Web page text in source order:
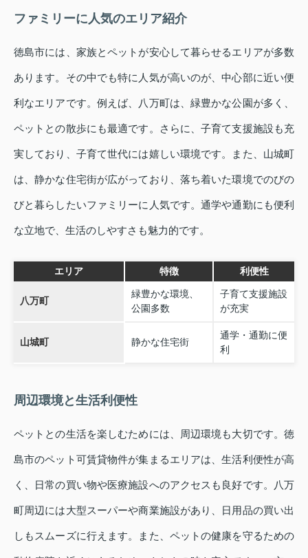
ファミリーに人気のエリア紹介
徳島市には、家族とペットが安心して暮らせるエリアが多数
あります。その中でも特に人気が高いのが、中心部に近い便
利なエリアです。例えば、八万町は、緑豊かな公園が多く、
ペットとの散歩にも最適です。さらに、子育て支援施設も充
実しており、子育て世代には嬉しい環境です。また、山城町
は、静かな住宅街が広がっており、落ち着いた環境でのびの
びと暮らしたいファミリーに人気です。通学や通勤にも便利
な立地で、生活のしやすさも魅力的です。
エリア 特徴 利便性
八万町
緑豊かな環境、
公園多数
子育て支援施設
が充実
山城町 静かな住宅街
通学・通勤に便
利
周辺環境と生活利便性
ペットとの生活を楽しむためには、周辺環境も大切です。徳
島市のペット可賃貸物件が集まるエリアは、生活利便性が高
く、日常の買い物や医療施設へのアクセスも良好です。八万
町周辺には大型スーパーや商業施設があり、日用品の買い出
しもスムーズに行えます。また、ペットの健康を守るための